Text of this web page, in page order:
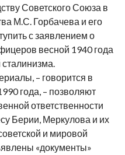
Советского Союза в
М.С. Горбачева и его
с заявлением о
весной 1940 года
– говорится в
года, – позволяют
ответственности
Берии, Меркулова и их
и мировой
«документы»